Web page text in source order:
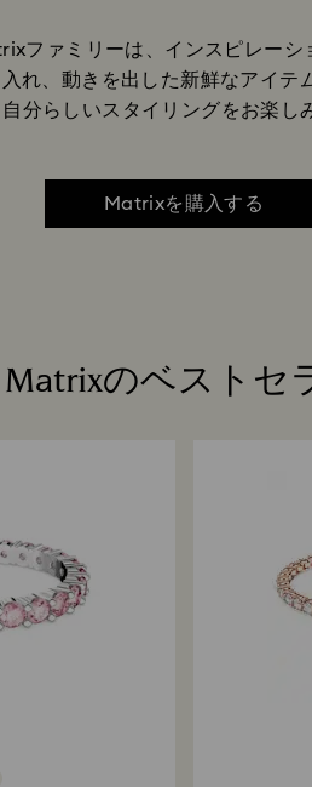
ファミリーは、インスピレー
れ、動きを出した新鮮なアイ
分らしいスタイリングをお楽し
Matrixを購入する
Matrixのベストセ